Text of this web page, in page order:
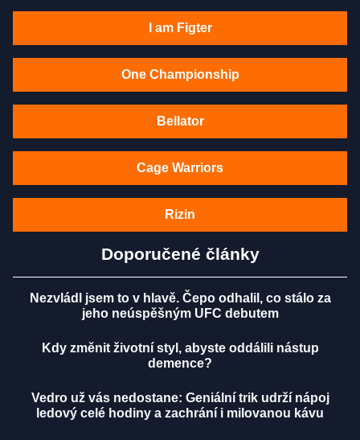
I am Figter
One Championship
Bellator
Cage Warriors
Rizin
Doporučené články
Nezvládl jsem to v hlavě. Čepo odhalil, co stálo za
jeho neúspěšným UFC debutem
Kdy změnit životní styl, abyste oddálili nástup
demence?
Vedro už vás nedostane: Geniální trik udrží nápoj
ledový celé hodiny a zachrání i milovanou kávu